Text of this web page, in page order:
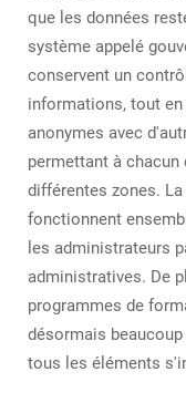
que les données
système appelé
conservent un
informations, tout
anonymes avec
permettant à
différentes zones.
fonctionnent
les administrateurs
administratives. De
programmes de
désormais
tous les éléments